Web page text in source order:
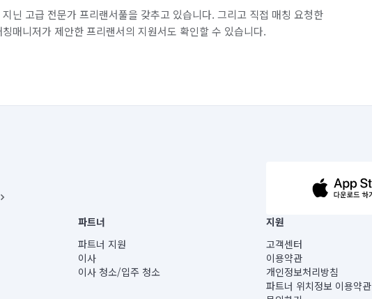
닌 고급 전문가 프리랜서풀을 갖추고 있습니다. 그리고 직접 매칭 요청한
매니저가 제안한 프리랜서의 지원서도 확인할 수 있습니다.
| 인허가번호 : 2016-3220163-14-5-00019 |
로-1400(공정거래위원회 정보) |
RHEE
율곡로 6(중학동, 트윈트리빌딩) B동 5층
수송동 율곡로 24, 7층, 8층 미소
파트너
파트너 지원
이사
이사 청소/입주 청소
지원
고객센터
이용약관
개인정보처리방침
파트너 위치정보 이용약관